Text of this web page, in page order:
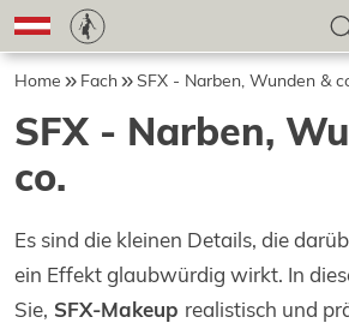
Home Fach SFX - Narben, Wunden &
SFX - Narben,
co.
Es sind die kleinen Details, die
ein Effekt glaubwürdig wirkt. In
Sie, SFX-Makeup realistisch und